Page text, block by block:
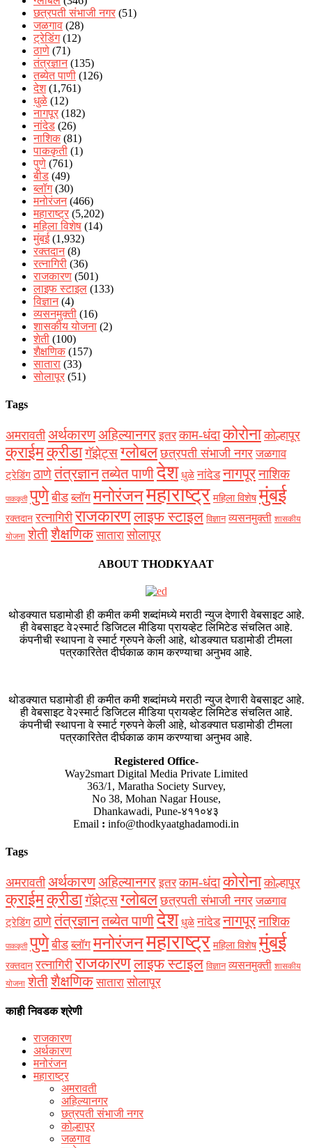
छत्रपती संभाजी नगर (51)
जळगाव (28)
ट्रेडिंग(12)
ठाणे (71)
तंत्रज्ञान(135)
तब्येत पाणी (126)
देश(1,761)
धुळे (12)
नागपूर (182)
नांदेड (26)
नाशिक (81)
पाककृती (1)
पुणे (761)
बीड (49)
ब्लॉग(30)
मनोरंजन(466)
महाराष्ट्र (5,202)
महिला विशेष (14)
मुंबई(1,932)
रक्‍तदान(8)
रत्नागिरी (36)
राजकारण (501)
लाइफ स्टाइल (133)
विज्ञान(4)
व्यसनमुक्ती (16)
शासकीय योजना (2)
शेती (100)
शैक्षणिक (157)
सातारा (33)
सोलापूर (51)
Tags
अमरावती अर्थकारणअहिल्यानगर इतर काम-धंदाकोरोना कोल्हापूर
क्राईमक्रीडागॅझेट्सग्लोबल छत्रपती संभाजी नगर जळगाव
ट्रेडिंग ठाणेतंत्रज्ञानतब्येत पाणीदेश धुळे नांदेड नागपूरनाशिक
पाककृती पुणे बीड ब्लॉग मनोरंजनमहाराष्ट्र महिला विशेष मुंबई
रक्‍तदान रत्नागिरी राजकारणलाइफ स्टाइल विज्ञान व्यसनमुक्ती शासकीय
योजना शेतीशैक्षणिक सातारा सोलापूर
ABOUT THODKYAAT
थोडक्यात घडामोडी ही कमीत कमी शब्दांमध्ये मराठी न्युज देणारी वेबसाइट आहे.
ही वेबसाइट वे२स्मार्ट डिजिटल मीडिया प्रायव्हेट लिमिटेड संचलित आहे.
कंपनीची स्थापना वे स्मार्ट ग्रुपने केली आहे, थोडक्यात घडामोडी टीमला
पत्रकारितेत दीर्घकाळ काम करण्याचा अनुभव आहे.
थोडक्यात घडामोडी ही कमीत कमी शब्दांमध्ये मराठी न्युज देणारी वेबसाइट आहे.
ही वेबसाइट वे२स्मार्ट डिजिटल मीडिया प्रायव्हेट लिमिटेड संचलित आहे.
कंपनीची स्थापना वे स्मार्ट ग्रुपने केली आहे, थोडक्यात घडामोडी टीमला
पत्रकारितेत दीर्घकाळ काम करण्याचा अनुभव आहे.
Registered Office-
Way2smart Digital Media Private Limited
363/1, Maratha Society Survey,
No 38, Mohan Nagar House,
Dhankawadi, Pune-४११०४३
Email : info@thodkyaatghadamodi.in
Tags
अमरावती अर्थकारणअहिल्यानगर इतर काम-धंदाकोरोना कोल्हापूर
क्राईमक्रीडागॅझेट्सग्लोबल छत्रपती संभाजी नगर जळगाव
ट्रेडिंग ठाणेतंत्रज्ञानतब्येत पाणीदेश धुळे नांदेड नागपूरनाशिक
पाककृती पुणे बीड ब्लॉग मनोरंजनमहाराष्ट्र महिला विशेष मुंबई
रक्‍तदान रत्नागिरी राजकारणलाइफ स्टाइल विज्ञान व्यसनमुक्ती शासकीय
योजना शेतीशैक्षणिक सातारा सोलापूर
काही निवडक श्रेणी
राजकारण
अर्थकारण
मनोरंजन
महाराष्ट्र
अमरावती
अहिल्यानगर
छत्रपती संभाजी नगर
कोल्हापूर
जळगाव